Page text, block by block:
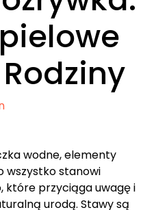
wodne, elementy
wszystko stanowi
które przyciąga uwagę i
urodą. Stawy są